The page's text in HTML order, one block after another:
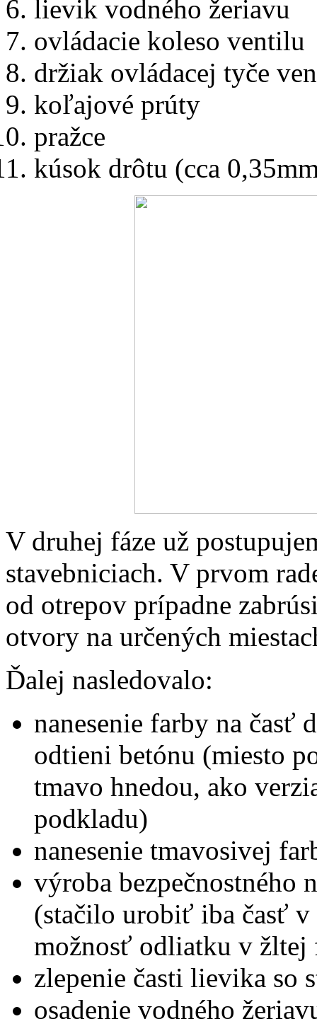
lievik vodného žeriavu
ovládacie koleso ventilu
držiak ovládacej tyče
koľajové prúty
pražce
kúsok drôtu (cca
V druhej fáze už
stavebniciach. V prvom
od otrepov prípadne
otvory na určených
Ďalej nasledovalo:
nanesenie farby na časť
odtieni betónu (miesto
tmavo hnedou, ako
podkladu)
nanesenie tmavosivej
výroba bezpečnostného
(stačilo urobiť iba časť v
možnosť odliatku v žltej
zlepenie časti lievika so
osadenie vodného